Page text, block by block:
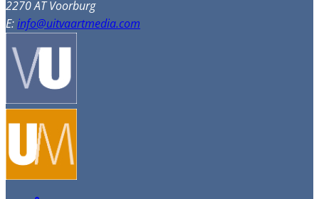
2270 AT Voorburg
E:info@uitvaartmedia.com